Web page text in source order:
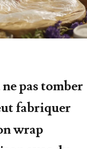
ne pas tomber
fabriquer
wrap